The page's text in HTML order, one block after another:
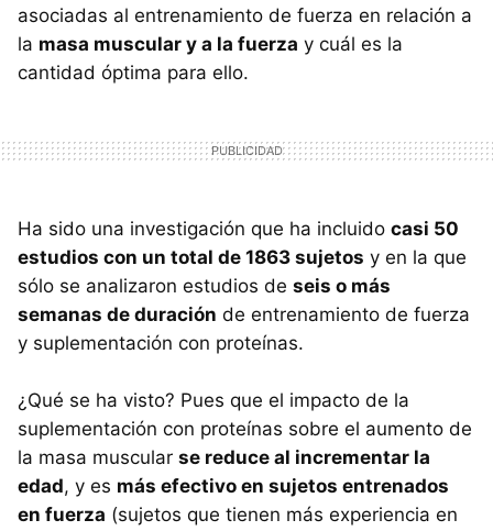
asociadas al entrenamiento de fuerza en relación a
la masa muscular y a la fuerza y cuál es la
cantidad óptima para ello.
Ha sido una investigación que ha incluido casi 50
estudios con un total de 1863 sujetos y en la que
sólo se analizaron estudios de seis o más
semanas de duración de entrenamiento de fuerza
y suplementación con proteínas.
¿Qué se ha visto? Pues que el impacto de la
suplementación con proteínas sobre el aumento de
la masa muscular se reduce al incrementar la
edad, y es más efectivo en sujetos entrenados
en fuerza (sujetos que tienen más experiencia en